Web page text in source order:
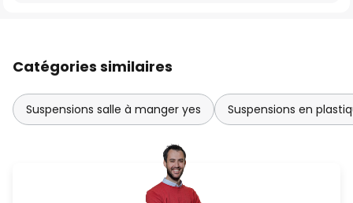
Catégories similaires
Suspensions salle à manger yes Suspensions en